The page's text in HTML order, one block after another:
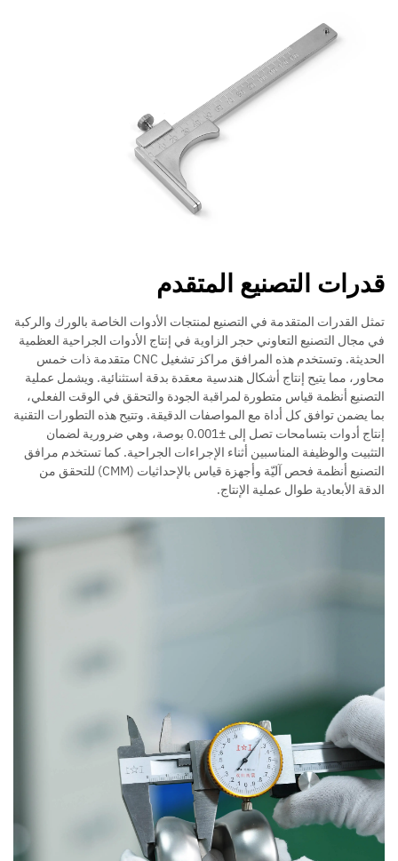
قدرات التصنيع المتقدم
تمثل القدرات المتقدمة في التصنيع لمنتجات الأدوات الخاصة بالورك والركبة
في مجال التصنيع التعاوني حجر الزاوية في إنتاج الأدوات الجراحية العظمية
الحديثة. وتستخدم هذه المرافق مراكز تشغيل CNC متقدمة ذات خمس
محاور، مما يتيح إنتاج أشكال هندسية معقدة بدقة استثنائية. ويشمل عملية
التصنيع أنظمة قياس متطورة لمراقبة الجودة والتحقق في الوقت الفعلي،
بما يضمن توافق كل أداة مع المواصفات الدقيقة. وتتيح هذه التطورات التقنية
إنتاج أدوات بتسامحات تصل إلى ±0.001 بوصة، وهي ضرورية لضمان
التثبيت والوظيفة المناسبين أثناء الإجراءات الجراحية. كما تستخدم مرافق
التصنيع أنظمة فحص آليّة وأجهزة قياس بالإحداثيات (CMM) للتحقق من
الدقة الأبعادية طوال عملية الإنتاج.